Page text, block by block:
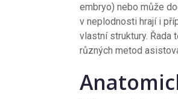
embryo) nebo může
v neplodnosti hrají i
vlastní struktury. Řada
různých metod